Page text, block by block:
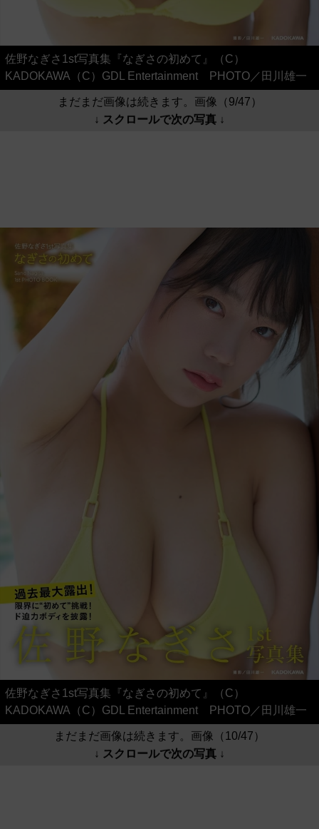
佐野なぎさ1st写真集『なぎさの初めて』（C）
KADOKAWA（C）GDL Entertainment PHOTO／田川雄一
まだまだ画像は続きます。画像（9/47）
↓ スクロールで次の写真 ↓
佐野なぎさ1st写真集『なぎさの初めて』（C）
KADOKAWA（C）GDL Entertainment PHOTO／田川雄一
まだまだ画像は続きます。画像（10/47）
↓ スクロールで次の写真 ↓